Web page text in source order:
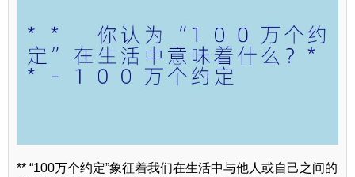
** “100万个约定”象征着我们在生活中与他人或自己之间的